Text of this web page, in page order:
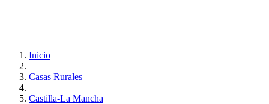
Inicio
Casas Rurales
Castilla-La Mancha